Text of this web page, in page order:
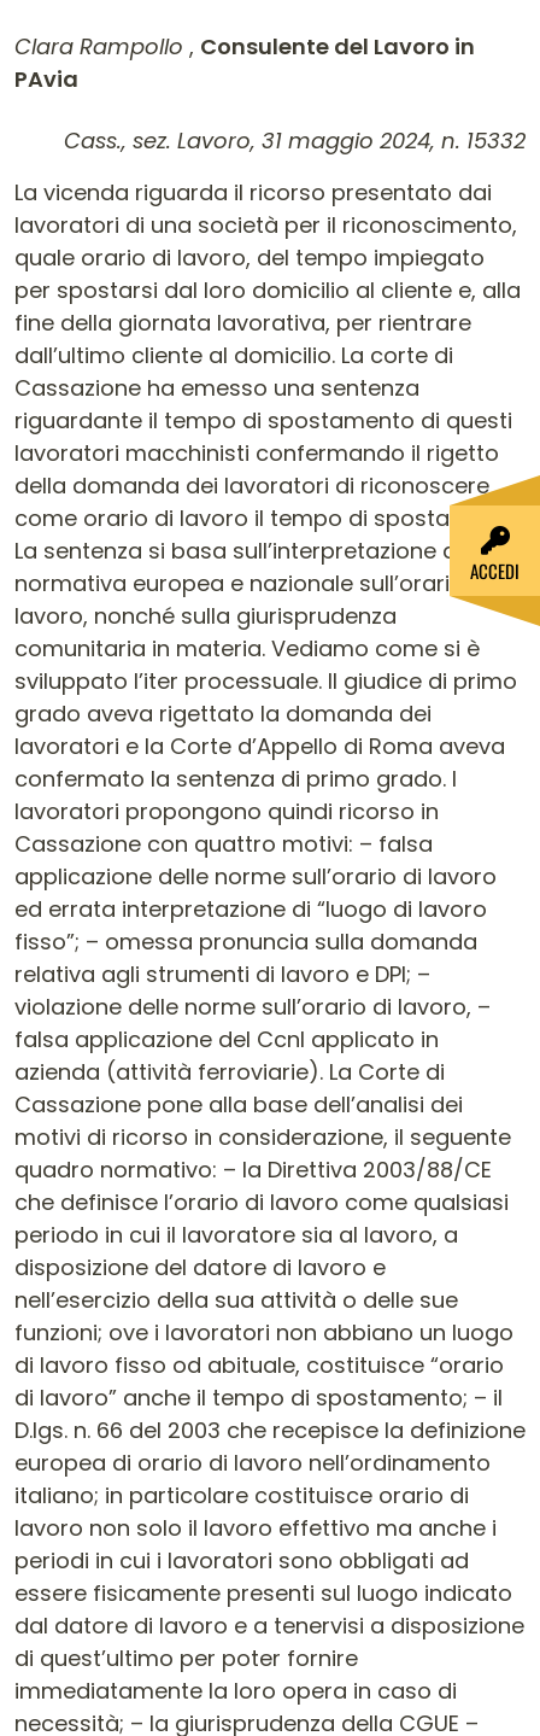
Clara Rampollo , Consulente del Lavoro in
PAvia
Contenuto dell'articolo
Cass., sez. Lavoro, 31 maggio 2024, n. 15332
La vicenda riguarda il ricorso presentato dai
lavoratori di una società per il riconoscimento,
quale orario di lavoro, del tempo impiegato
per spostarsi dal loro domicilio al cliente e, alla
fine della giornata lavorativa, per rientrare
dall’ultimo cliente al domicilio. La corte di
Cassazione ha emesso una sentenza
riguardante il tempo di spostamento di questi
lavoratori macchinisti confermando il rigetto
della domanda dei lavoratori di riconoscere
come orario di lavoro il tempo di spostamento.
La sentenza si basa sull’interpretazione della
normativa europea e nazionale sull’orario di
lavoro, nonché sulla giurisprudenza
comunitaria in materia. Vediamo come si è
sviluppato l’iter processuale. Il giudice di primo
grado aveva rigettato la domanda dei
lavoratori e la Corte d’Appello di Roma aveva
confermato la sentenza di primo grado. I
lavoratori propongono quindi ricorso in
Cassazione con quattro motivi: – falsa
applicazione delle norme sull’orario di lavoro
ed errata interpretazione di “luogo di lavoro
fisso”; – omessa pronuncia sulla domanda
relativa agli strumenti di lavoro e DPI; –
violazione delle norme sull’orario di lavoro, –
falsa applicazione del Ccnl applicato in
azienda (attività ferroviarie). La Corte di
Cassazione pone alla base dell’analisi dei
motivi di ricorso in considerazione, il seguente
quadro normativo: – la Direttiva 2003/88/CE
che definisce l’orario di lavoro come qualsiasi
periodo in cui il lavoratore sia al lavoro, a
disposizione del datore di lavoro e
nell’esercizio della sua attività o delle sue
funzioni; ove i lavoratori non abbiano un luogo
di lavoro fisso od abituale, costituisce “orario
di lavoro” anche il tempo di spostamento; – il
D.lgs. n. 66 del 2003 che recepisce la definizione
europea di orario di lavoro nell’ordinamento
italiano; in particolare costituisce orario di
lavoro non solo il lavoro effettivo ma anche i
periodi in cui i lavoratori sono obbligati ad
essere fisicamente presenti sul luogo indicato
dal datore di lavoro e a tenervisi a disposizione
di quest’ultimo per poter fornire
immediatamente la loro opera in caso di
necessità; – la giurisprudenza della CGUE –
ACCEDI